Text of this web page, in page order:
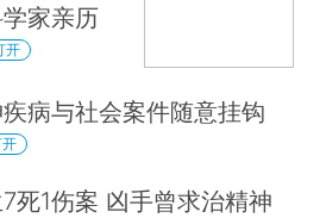
家亲历
开
病与社会案件随意挂钩
死1伤案 凶手曾求治精神